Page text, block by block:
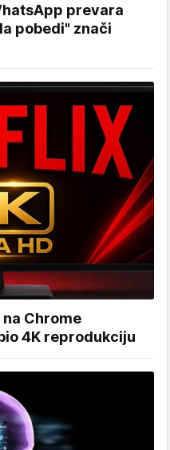
prevara
pobedi" znači
Chrome
4K reprodukciju